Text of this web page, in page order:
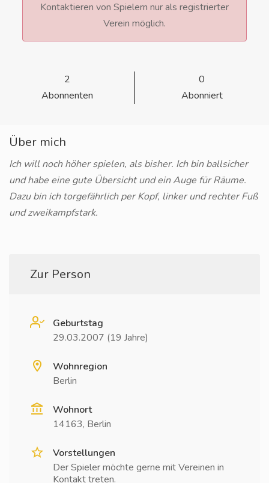
Kontaktieren von Spielern nur als registrierter
Verein möglich.
2
Abonnenten
0
Abonniert
Über mich
Ich will noch höher spielen, als bisher. Ich bin ballsicher
und habe eine gute Übersicht und ein Auge für Räume.
Dazu bin ich torgefährlich per Kopf, linker und rechter Fuß
und zweikampfstark.
Zur Person
Geburtstag
29.03.2007 (19 Jahre)
Wohnregion
Berlin
Wohnort
14163, Berlin
Vorstellungen
Der Spieler möchte gerne mit Vereinen in
Kontakt treten.